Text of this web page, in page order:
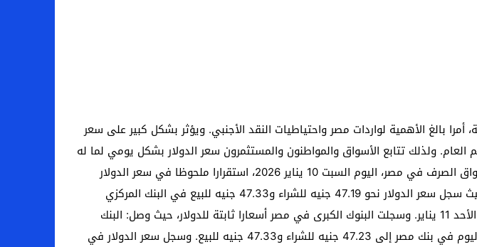
أمرا بالغ الأهمية لواردات مصر واحتياطيات النقد الأجنبي. ويؤثر بشكل كبير على سعر
ولذلك تتابع الأسواق والمواطنون والمستثمرون سعر الدولار بشكل يومي لما له
من تأثير مباشر على الحياة الاقتصادية. سعر الدولار في البنوك المصرية اليوم. شهدت أسواق الصرف في مصر، اليوم السبت 10 يناير 2026، استقرارا ملحوظا في سعر الدولار
الأمريكي أمام الجنيه المصري، وفقا لآخر تحديثات البنوك العاملة بقطاع البنوك المحلية، حيث سجل سعر الدولار نحو 47.19 جنيه للشراء و47.33 جنيه للبيع في البنك المركزي
المصري. وصل سعر الدولار في البنك المركزي إلى 47.19 جنيه للشراء، و47.33 جنيه للبيع، الأحد 11 يناير. وسجلت البنوك الكبرى في مصر أسعارا ثابتة للدولار، حيث وصل: البنك
الأهلي المصري: 47.23 جنيه للشراء، 47.33 جنيه للبيع. وفي بنك مصر وصل سعر الدولار اليوم في بنك مصر إلى 47.23 جنيه للشراء و47.33 جنيه للبيع. وسجل سعر الدولار في